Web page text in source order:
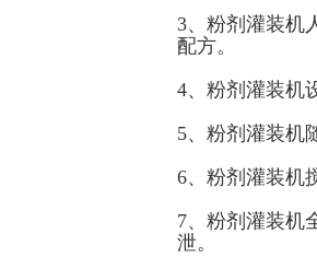
3、粉剂灌装机
配方。
4、粉剂灌装机
5、粉剂灌装机
6、粉剂灌装机
7、粉剂灌装机
泄。